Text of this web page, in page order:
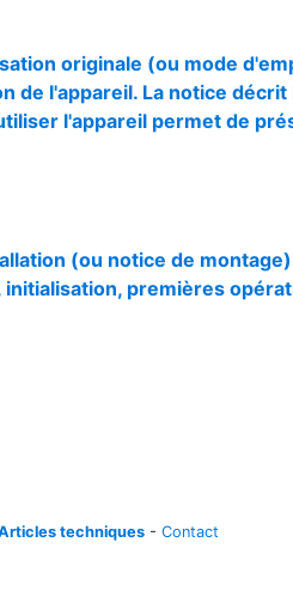
originale (ou mode
de l'appareil. La notice
l'appareil permet de
(ou notice de
premières
techniques - Contact